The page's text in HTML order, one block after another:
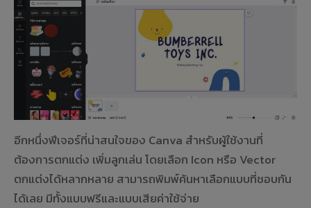
อีกหนึ่งฟีเจอร์ที่น่าสนใจของ Canva สำหรับผู้ใช้งานที่
ต้องการตกแต่ง เพิ่มลูกเล่น โดยเลือก Icon หรือ Vector
ตกแต่งได้หลากหลาย สามารถพิมพ์ค้นหาเลือกแบบที่ชอบกัน
ได้เลย มีทั้งแบบฟรีและแบบเสียค่าใช้จ่าย